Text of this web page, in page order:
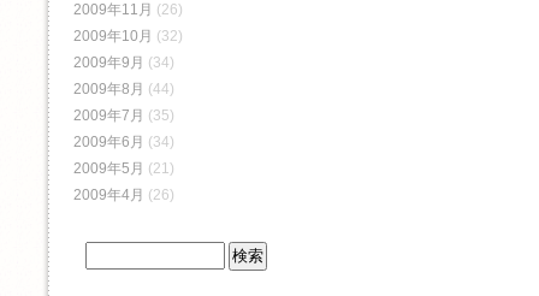
2009年11月 (26)
2009年10月 (32)
2009年9月 (34)
2009年8月 (44)
2009年7月 (35)
2009年6月 (34)
2009年5月 (21)
2009年4月 (26)